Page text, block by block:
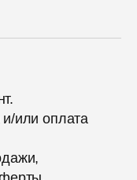
или оплата